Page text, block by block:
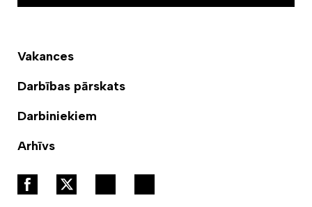
Vakances
Darbības pārskats
Darbiniekiem
Arhīvs